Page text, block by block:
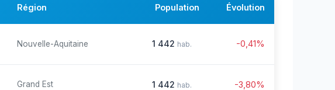
Région Population Évolution
Nouvelle-Aquitaine 1 442 hab. -0,41%
Grand Est 1 442 hab. -3,80%